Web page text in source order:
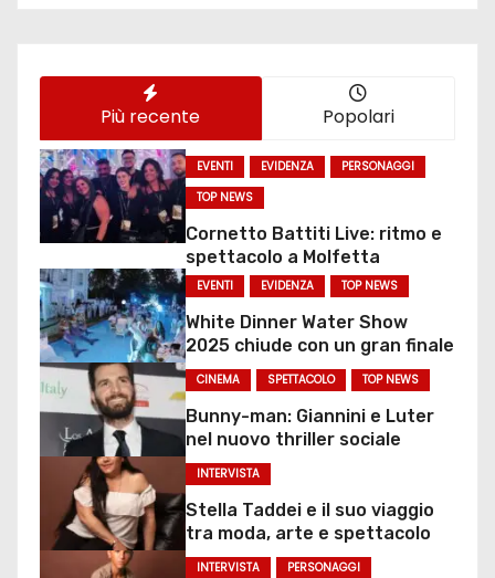
Più recente Popolari
EVENTI EVIDENZA
PERSONAGGI
TOP NEWS
Cornetto Battiti Live: ritmo e
spettacolo a Molfetta
EVENTI EVIDENZA TOP NEWS
White Dinner Water Show
2025 chiude con un gran finale
CINEMA SPETTACOLO TOP NEWS
Bunny-man: Giannini e Luter
nel nuovo thriller sociale
INTERVISTA
Stella Taddei e il suo viaggio
tra moda, arte e spettacolo
INTERVISTA PERSONAGGI